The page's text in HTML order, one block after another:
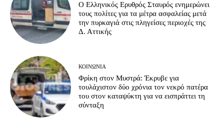
Ο Ελληνικός Ερυθρός Σταυρός ενημερώνει
τους πολίτες για τα μέτρα ασφαλείας μετά
την πυρκαγιά στις πληγείσες περιοχές της
Δ. Αττικής
ΚΟΙΝΩΝΊΑ
Φρίκη στον Μυστρά: Έκρυβε για
τουλάχιστον δύο χρόνια τον νεκρό πατέρα
του στον καταψύκτη για να εισπράττει τη
σύνταξη